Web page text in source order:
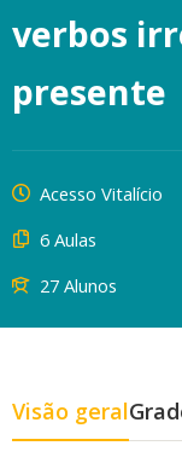
verbos
presente
Acesso Vitalício
6 Aulas
27 Alunos
Visão geral